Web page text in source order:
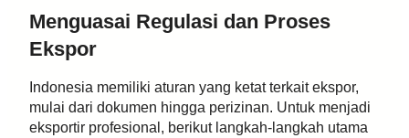
Menguasai Regulasi dan Proses
Ekspor
Indonesia memiliki aturan yang ketat terkait ekspor,
mulai dari dokumen hingga perizinan. Untuk menjadi
eksportir profesional, berikut langkah-langkah utama